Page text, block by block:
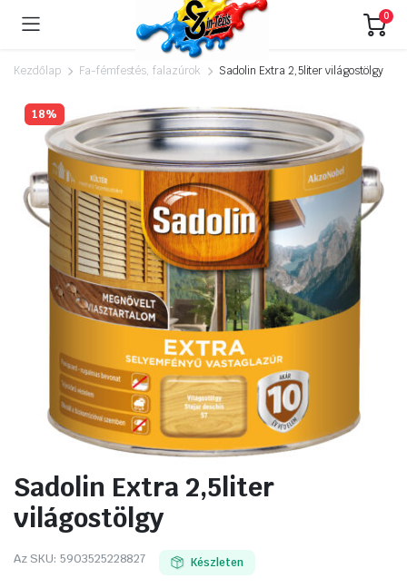
0
Kezdőlap Fa-fémfestés, falazúrok Sadolin Extra 2,5liter világostölgy
18%
Sadolin Extra 2,5liter
világostölgy
Az SKU: 5903525228827 Készleten